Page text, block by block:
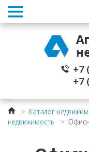
+7
+7
> Каталог
недвижимость
>